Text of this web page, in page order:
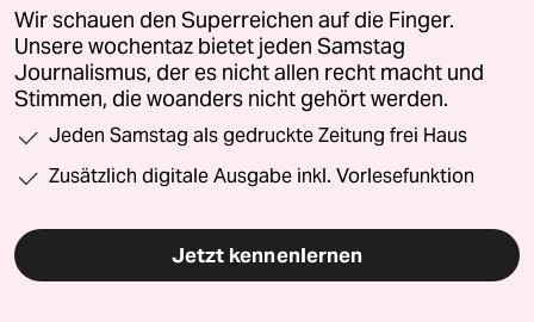
Wir schauen den Superreichen auf die Finger.
Unsere wochentaz bietet jeden Samstag
Journalismus, der es nicht allen recht macht und
Stimmen, die woanders nicht gehört werden.
Jeden Samstag als gedruckte Zeitung frei Haus
Zusätzlich digitale Ausgabe inkl. Vorlesefunktion
Jetzt kennenlernen